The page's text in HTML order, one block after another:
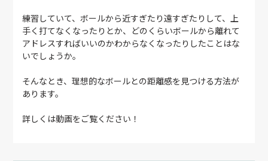
練習していて、ボールから近すぎたり遠すぎたりして、上
手く打てなくなったりとか、どのくらいボールから離れて
アドレスすればいいのかわからなくなったりしたことはな
いでしょうか。
そんなとき、理想的なボールとの距離感を見つける方法が
あります。
詳しくは動画をご覧ください！